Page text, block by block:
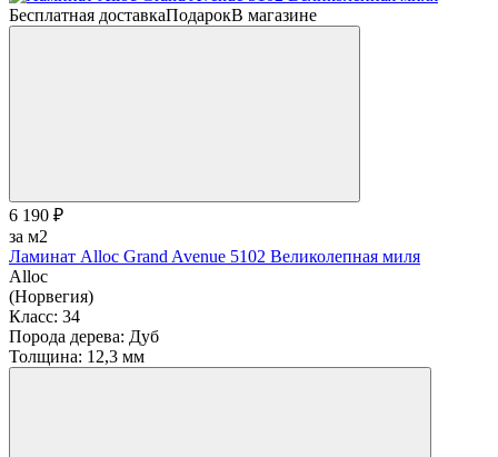
Бесплатная доставкаПодарокВ магазине
6 190 ₽
за м2
Ламинат Alloc Grand Avenue 5102 Великолепная миля
Alloc
(Норвегия)
Класс: 34
Порода дерева: Дуб
Толщина: 12,3 мм